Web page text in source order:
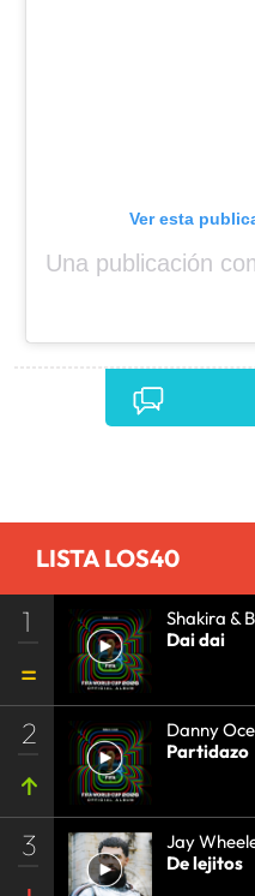
Ver esta
LISTA LOS40
1
Shakira &
Dai dai
2
Danny
Partidazo
3
Jay
De lejitos